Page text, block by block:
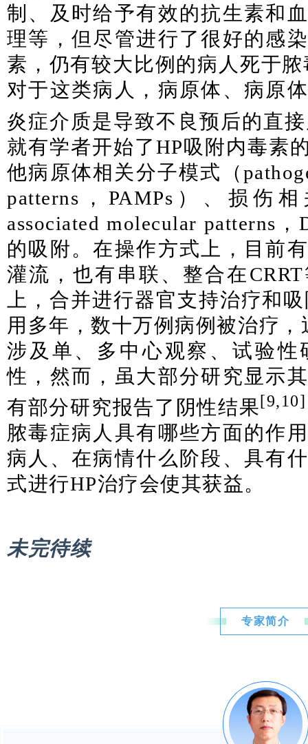
制、及时给予有效的抗生素和
理等，但尽管进行了很好的感
素，仍有较大比例的病人死于
对于这类病人，病原体、病原
炎症介质是导致不良预后的直
就有学者开始了HP吸附内毒素
他病原体相关分子模式（
patterns，PAMPs）、损伤
associated molecular patterns
的吸附。在操作方式上，目前
灌流，也有串联、整合在
上，合并进行器官支持治疗和
用多年，数十万例病例被治疗
涉及单、多中心观察、试验
性，然而，虽大部分研究显示
有部分研究报告了阴性结果[9,10]
脓毒症病人具有哪些方面的作
病人、在病情什么阶段、具有
式进行HP治疗会使其获益。
未完待续
专家简介